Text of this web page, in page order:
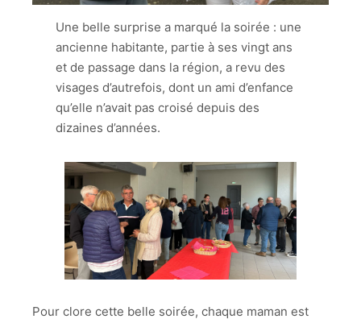
Une belle surprise a marqué la soirée : une
ancienne habitante, partie à ses vingt ans
et de passage dans la région, a revu des
visages d’autrefois, dont un ami d’enfance
qu’elle n’avait pas croisé depuis des
dizaines d’années.
Pour clore cette belle soirée, chaque maman est